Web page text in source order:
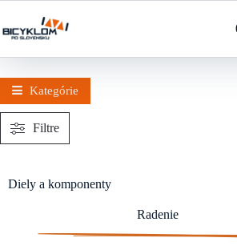
obsah
Diely a komponenty
Radenie
Kategórie
Filtre